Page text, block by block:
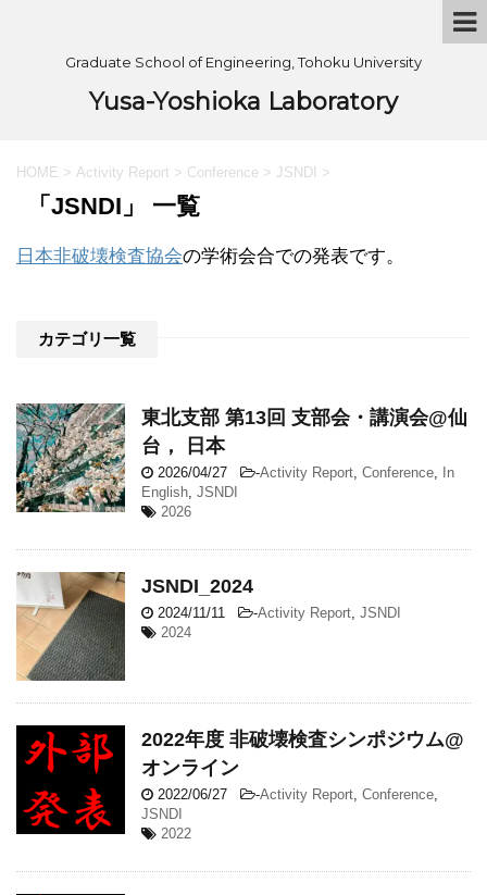
Graduate School of Engineering, Tohoku University
Yusa-Yoshioka Laboratory
HOME > Activity Report > Conference > JSNDI >
「JSNDI」 一覧
日本非破壊検査協会の学術会合での発表です。
カテゴリ一覧
東北支部 第13回 支部会・講演会@仙
台， 日本
2026/04/27 -Activity Report, Conference,
In
English, JSNDI
2026
JSNDI_2024
2024/11/11 -Activity Report, JSNDI
2024
2022年度 非破壊検査シンポジウム@
オンライン
2022/06/27 -Activity Report, Conference,
JSNDI
2022